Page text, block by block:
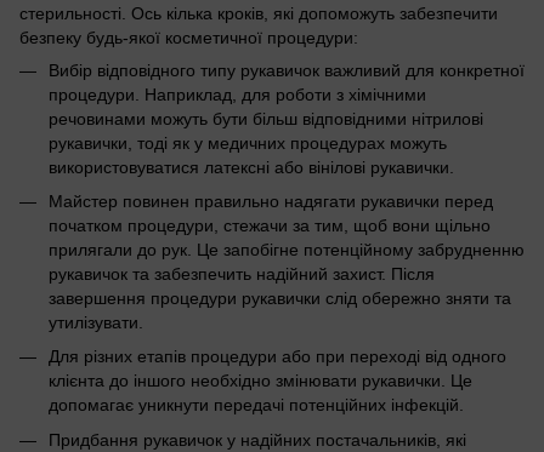
стерильності. Ось кілька кроків, які допоможуть забезпечити
безпеку будь-якої косметичної процедури:
Вибір відповідного типу рукавичок важливий для конкретної
процедури. Наприклад, для роботи з хімічними
речовинами можуть бути більш відповідними нітрилові
рукавички, тоді як у медичних процедурах можуть
використовуватися латексні або вінілові рукавички.
Майстер повинен правильно надягати рукавички перед
початком процедури, стежачи за тим, щоб вони щільно
прилягали до рук. Це запобігне потенційному забрудненню
рукавичок та забезпечить надійний захист. Після
завершення процедури рукавички слід обережно зняти та
утилізувати.
Для різних етапів процедури або при переході від одного
клієнта до іншого необхідно змінювати рукавички. Це
допомагає уникнути передачі потенційних інфекцій.
Придбання рукавичок у надійних постачальників, які